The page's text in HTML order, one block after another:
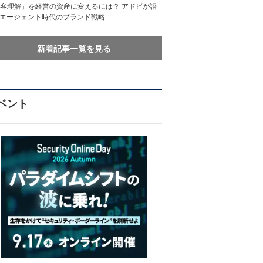
客理解」を経営の資産に変えるには？ アドビが語
ージェント時代のブランド戦略
新着記事一覧を見る
ント